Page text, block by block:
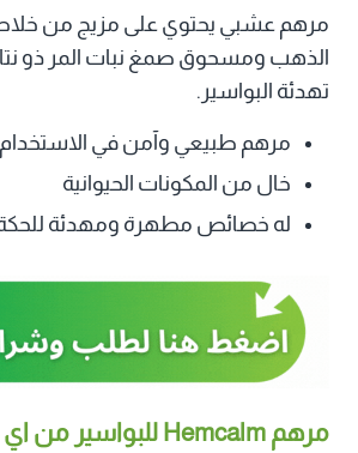
مرهم عشبي يحتوي على مزيج من
الذهب ومسحوق صمغ نبات المر ذو
تهدئة البواسير.
مرهم طبيعي وآمن في الاستخدام
خال من المكونات الحيوانية
له خصائص مطهرة ومهدئة للحكة
مرهم Hemcalm للبواسير من اي هيرب